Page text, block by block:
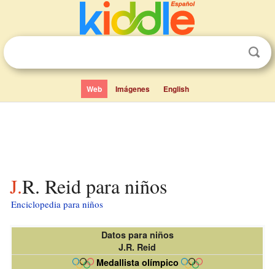
Web Imágenes English
J.R. Reid para niños
Enciclopedia para niños
Datos para niños
J.R. Reid
Medallista olímpico